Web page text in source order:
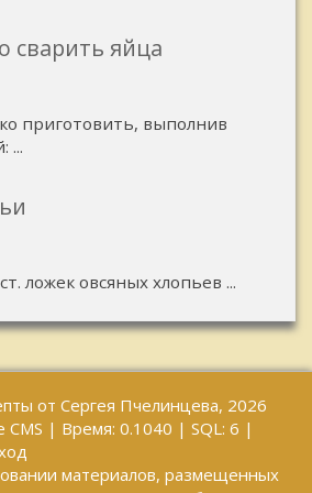
сварить яйца
приготовить, выполнив
...
ложек овсяных хлопьев ...
от Сергея Пчелинцева, 2026
CMS | Время: 0.1040 | SQL: 6 |
материалов, размещенных